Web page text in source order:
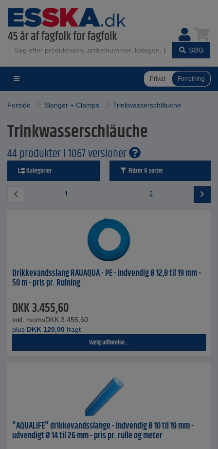
SØG
Privat Forretning
Forside Slanger + Clamps Trinkwasserschläuche
Trinkwasserschläuche
44 produkter i 1067 versioner
Kategorier Filtrér & sortér
1 2
Drikkevandsslang RAUAQUA - PE - indvendig Ø 12,8 til 19 mm -
50 m - pris pr. Rulning
DKK3.455,60
inkl. momsDKK 3.455,60
plus DKK 120,00 fragt
Vælg udførelse...
"AQUALIFE" drikkevandsslange - indvendig Ø 10 til 19 mm -
udvendigt Ø 14 til 26 mm - pris pr. rulle og meter